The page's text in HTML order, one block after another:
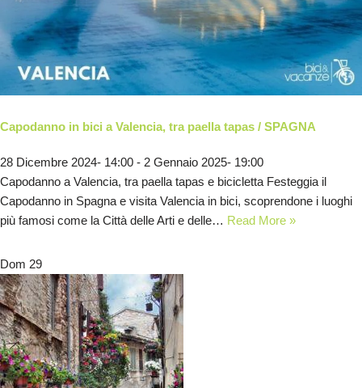
Capodanno in bici a Valencia, tra paella tapas / SPAGNA
28 Dicembre 2024- 14:00 - 2 Gennaio 2025- 19:00
Capodanno a Valencia, tra paella tapas e bicicletta Festeggia il
Capodanno in Spagna e visita Valencia in bici, scoprendone i luoghi
più famosi come la Città delle Arti e delle… Read More »
Dom 29